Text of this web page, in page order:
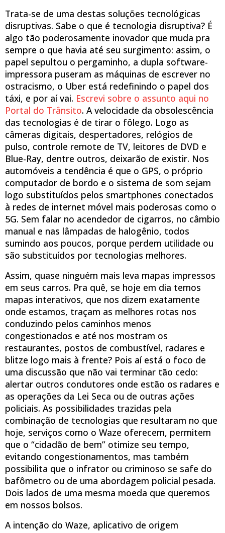
Trata-se de uma destas soluções tecnológicas
disruptivas. Sabe o que é tecnologia disruptiva? É
algo tão poderosamente inovador que muda pra
sempre o que havia até seu surgimento: assim, o
papel sepultou o pergaminho, a dupla software-
impressora puseram as máquinas de escrever no
ostracismo, o Uber está redefinindo o papel dos
táxi, e por aí vai. Escrevi sobre o assunto aqui no
Portal do Trânsito. A velocidade da obsolescência
das tecnologias é de tirar o fôlego. Logo as
câmeras digitais, despertadores, relógios de
pulso, controle remote de TV, leitores de DVD e
Blue-Ray, dentre outros, deixarão de existir. Nos
automóveis a tendência é que o GPS, o próprio
computador de bordo e o sistema de som sejam
logo substituídos pelos smartphones conectados
à redes de internet móvel mais poderosas como o
5G. Sem falar no acendedor de cigarros, no câmbio
manual e nas lâmpadas de halogênio, todos
sumindo aos poucos, porque perdem utilidade ou
são substituídos por tecnologias melhores.
Assim, quase ninguém mais leva mapas impressos
em seus carros. Pra quê, se hoje em dia temos
mapas interativos, que nos dizem exatamente
onde estamos, traçam as melhores rotas nos
conduzindo pelos caminhos menos
congestionados e até nos mostram os
restaurantes, postos de combustível, radares e
blitze logo mais à frente? Pois aí está o foco de
uma discussão que não vai terminar tão cedo:
alertar outros condutores onde estão os radares e
as operações da Lei Seca ou de outras ações
policiais. As possibilidades trazidas pela
combinação de tecnologias que resultaram no que
hoje, serviços como o Waze oferecem, permitem
que o “cidadão de bem” otimize seu tempo,
evitando congestionamentos, mas também
possibilita que o infrator ou criminoso se safe do
bafômetro ou de uma abordagem policial pesada.
Dois lados de uma mesma moeda que queremos
em nossos bolsos.
A intenção do Waze, aplicativo de origem